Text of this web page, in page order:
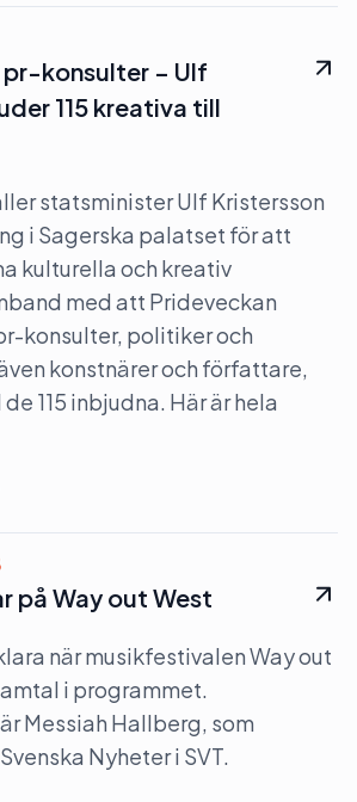
pr-konsulter – Ulf
115 kreativa till
statsminister Ulf Kristersson
i Sagerska palatset för att
kulturella och kreativ
med att Prideveckan
konsulter, politiker och
konstnärer och författare,
115 inbjudna. Här är hela
på Way out West
när musikfestivalen Way out
i programmet.
Messiah Hallberg, som
Nyheter i SVT.